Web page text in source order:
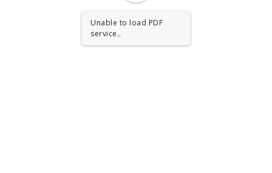
Unable to load PDF
service..